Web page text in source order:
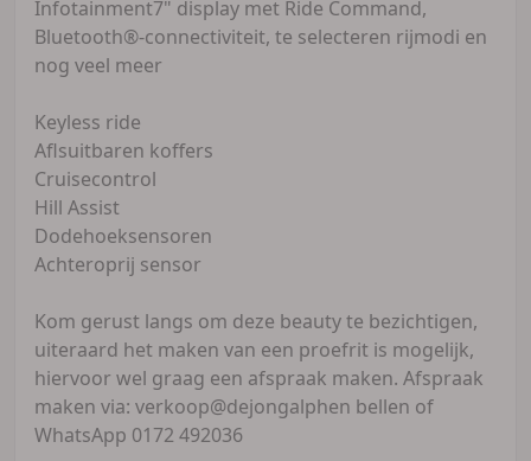
Infotainment7" display met Ride Command,
Bluetooth®-connectiviteit, te selecteren rijmodi en
nog veel meer
Keyless ride
Aflsuitbaren koffers
Cruisecontrol
Hill Assist
Dodehoeksensoren
Achteroprij sensor
Kom gerust langs om deze beauty te bezichtigen,
uiteraard het maken van een proefrit is mogelijk,
hiervoor wel graag een afspraak maken. Afspraak
maken via: verkoop@dejongalphen bellen of
WhatsApp 0172 492036